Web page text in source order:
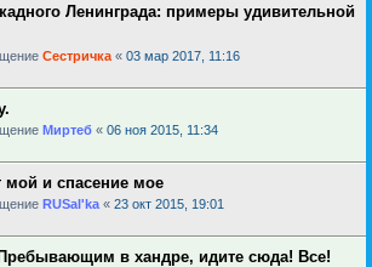
Ленинграда: примеры удивительной
Сестричка « 03 мар 2017, 11:16
Миртеб « 06 ноя 2015, 11:34
мой и спасение мое
RUSal'ka « 23 окт 2015, 19:01
в хандре, идите сюда! Все!